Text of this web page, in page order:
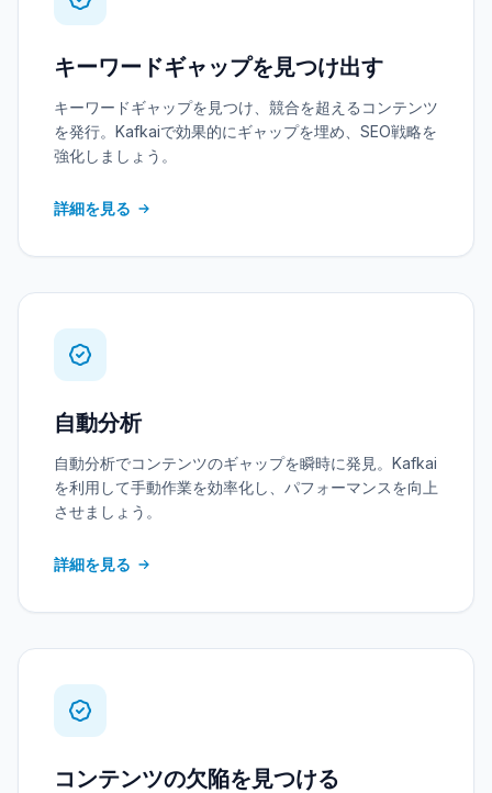
キーワードギャップを見つけ出す
キーワードギャップを見つけ、競合を超えるコンテンツ
を発行。Kafkaiで効果的にギャップを埋め、SEO戦略を
強化しましょう。
詳細を見る
自動分析
自動分析でコンテンツのギャップを瞬時に発見。Kafkai
を利用して手動作業を効率化し、パフォーマンスを向上
させましょう。
詳細を見る
コンテンツの欠陥を見つける